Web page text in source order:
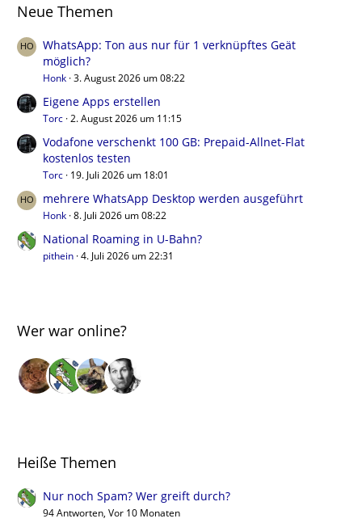
Neue Themen
WhatsApp: Ton aus nur für 1 verknüpftes Geät
möglich?
Honk 3. August 2026 um 08:22
Eigene Apps erstellen
Torc 2. August 2026 um 11:15
Vodafone verschenkt 100 GB: Prepaid-Allnet-Flat
kostenlos testen
Torc 19. Juli 2026 um 18:01
mehrere WhatsApp Desktop werden ausgeführt
Honk 8. Juli 2026 um 08:22
National Roaming in U-Bahn?
pithein 4. Juli 2026 um 22:31
Wer war online?
Heiße Themen
Nur noch Spam? Wer greift durch?
94 Antworten, Vor 10 Monaten